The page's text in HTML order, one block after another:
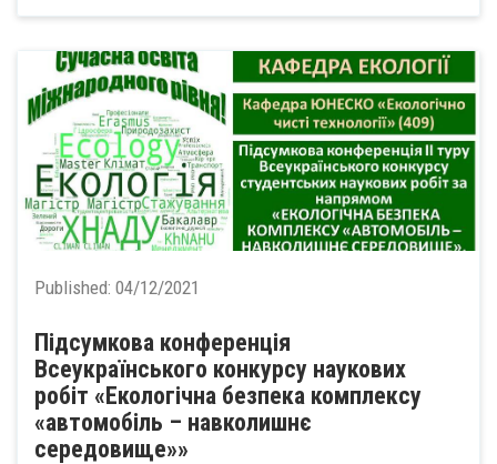
Published: 04/12/2021
Підсумкова конференція
Всеукраїнського конкурсу наукових
робіт «Екологічна безпека комплексу
«автомобіль – навколишнє
середовище»»